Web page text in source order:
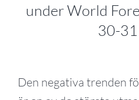
under World
30-31
Den negativa trenden